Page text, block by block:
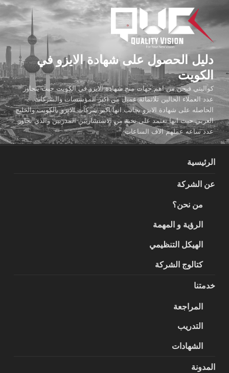
المحتوى
دليل الحصول على شهادة الايزو في
الكويت
كواليتي فيجن من اهم جهات منح شهادة الايزو في الكويت حيث يتجاوز
عدد العملاء الحالين ثلاثمائة عميل من اكبر المؤسسات والشركات
الحاصله على شهادة الايزو بجانب انها اكبر شركات الايزو بالكويت والخليج
العربي حيث انها تعتمد على نخبة من الاستشاريين المدربين والذي تجاوز
عدد ساعه عملهم الاف الساعات
الرئيسية
عن الشركة
من نحن؟
الرؤية و المهمة
الهيكل التنظيمي
كتالوج الشركة
خدمتنا
المراجعة
التدريب
الشهادات
المدونة